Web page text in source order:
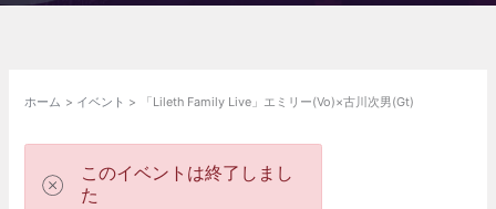
ホーム イベント 「Lileth Family Live」エミリー(Vo)×古川次男(Gt)
このイベントは終了しまし
た